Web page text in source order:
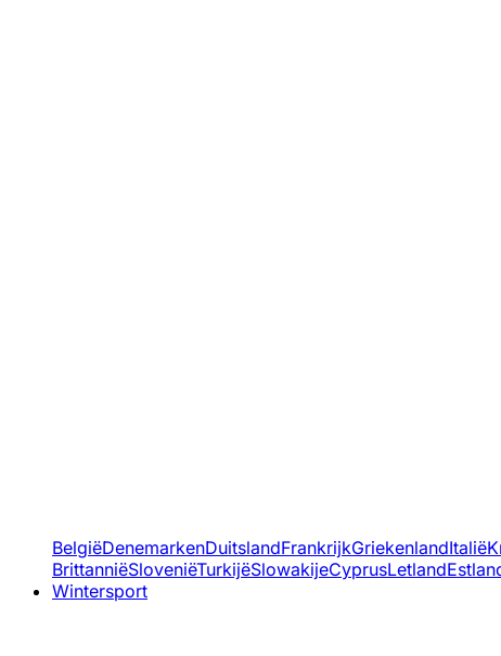
BelgiëDenemarkenDuitslandFrankrijkGriekenlandItalië
BrittanniëSloveniëTurkijëSlowakijeCyprusLetland
Wintersport